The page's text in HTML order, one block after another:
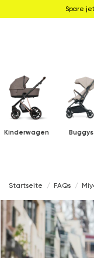
Spare
Kinderwagen Buggys
Startseite FAQs